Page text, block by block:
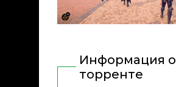
Информация о
торренте